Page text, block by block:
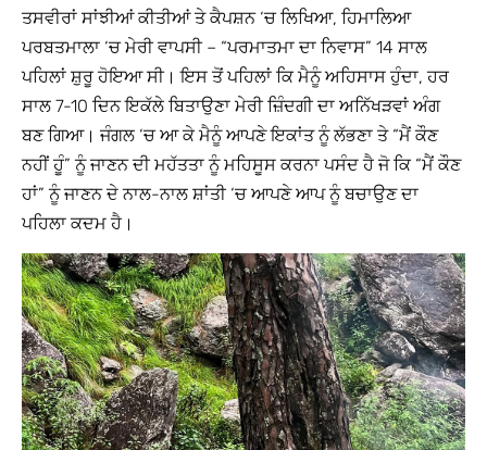
ਤਸਵੀਰਾਂ ਸਾਂਝੀਆਂ ਕੀਤੀਆਂ ਤੇ ਕੈਪਸ਼ਨ ‘ਚ ਲਿਖਿਆ, ਹਿਮਾਲਿਆ
ਪਰਬਤਮਾਲਾ ‘ਚ ਮੇਰੀ ਵਾਪਸੀ – “ਪਰਮਾਤਮਾ ਦਾ ਨਿਵਾਸ” 14 ਸਾਲ
ਪਹਿਲਾਂ ਸ਼ੁਰੂ ਹੋਇਆ ਸੀ। ਇਸ ਤੋਂ ਪਹਿਲਾਂ ਕਿ ਮੈਨੂੰ ਅਹਿਸਾਸ ਹੁੰਦਾ, ਹਰ
ਸਾਲ 7-10 ਦਿਨ ਇਕੱਲੇ ਬਿਤਾਉਣਾ ਮੇਰੀ ਜ਼ਿੰਦਗੀ ਦਾ ਅਨਿੱਖੜਵਾਂ ਅੰਗ
ਬਣ ਗਿਆ। ਜੰਗਲ ‘ਚ ਆ ਕੇ ਮੈਨੂੰ ਆਪਣੇ ਇਕਾਂਤ ਨੂੰ ਲੱਭਣਾ ਤੇ “ਮੈਂ ਕੌਣ
ਨਹੀਂ ਹੂੰ” ਨੂੰ ਜਾਣਨ ਦੀ ਮਹੱਤਤਾ ਨੂੰ ਮਹਿਸੂਸ ਕਰਨਾ ਪਸੰਦ ਹੈ ਜੋ ਕਿ “ਮੈਂ ਕੌਣ
ਹਾਂ” ਨੂੰ ਜਾਣਨ ਦੇ ਨਾਲ-ਨਾਲ ਸ਼ਾਂਤੀ ‘ਚ ਆਪਣੇ ਆਪ ਨੂੰ ਬਚਾਉਣ ਦਾ
ਪਹਿਲਾ ਕਦਮ ਹੈ।